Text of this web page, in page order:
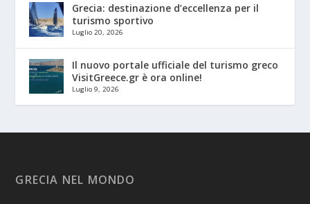
Grecia: destinazione d’eccellenza per il
turismo sportivo
Luglio 20, 2026
Il nuovo portale ufficiale del turismo greco
VisitGreece.gr è ora online!
Luglio 9, 2026
GRECIA NEL MONDO